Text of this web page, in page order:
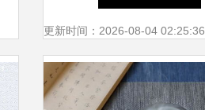
更新时间：2026-08-04 02:25:36